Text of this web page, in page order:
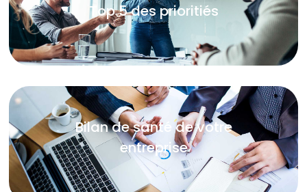
Top 5 des prioritiés
Bilan de santé de votre
entreprise